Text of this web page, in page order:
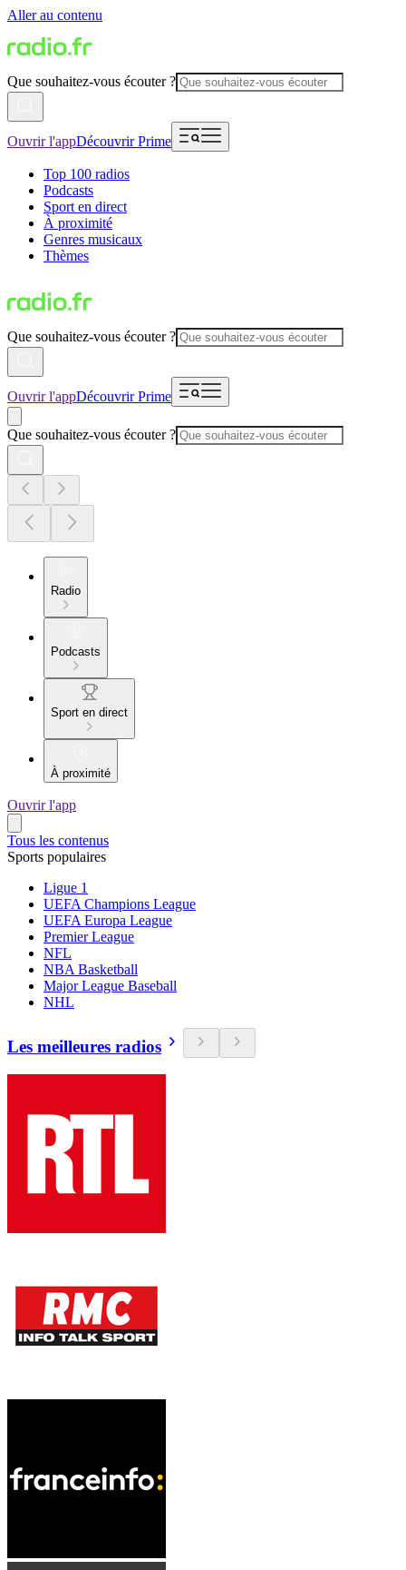
Aller au contenu
Que souhaitez-vous écouter ?
Ouvrir l'appDécouvrir Prime
Top 100 radios
Podcasts
Sport en direct
À proximité
Genres musicaux
Thèmes
Que souhaitez-vous écouter ?
Ouvrir l'appDécouvrir Prime
Que souhaitez-vous écouter ?
Radio
Podcasts
Sport en direct
À proximité
Ouvrir l'app
Tous les contenus
Sports populaires
Ligue 1
UEFA Champions League
UEFA Europa League
Premier League
NFL
NBA Basketball
Major League Baseball
NHL
Les meilleures radios